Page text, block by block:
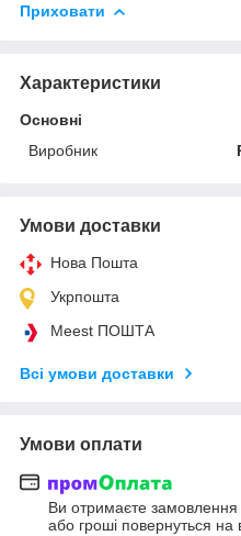
Приховати
Характеристики
Основні
Виробник
Умови доставки
Нова Пошта
Укрпошта
Meest ПОШТА
Всі умови доставки
Умови оплати
Ви отримаєте замовлення
або гроші повернуться на